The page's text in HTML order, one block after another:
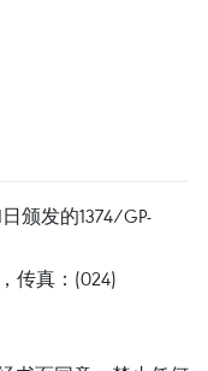
颁发的1374/GP-
传真：(024)